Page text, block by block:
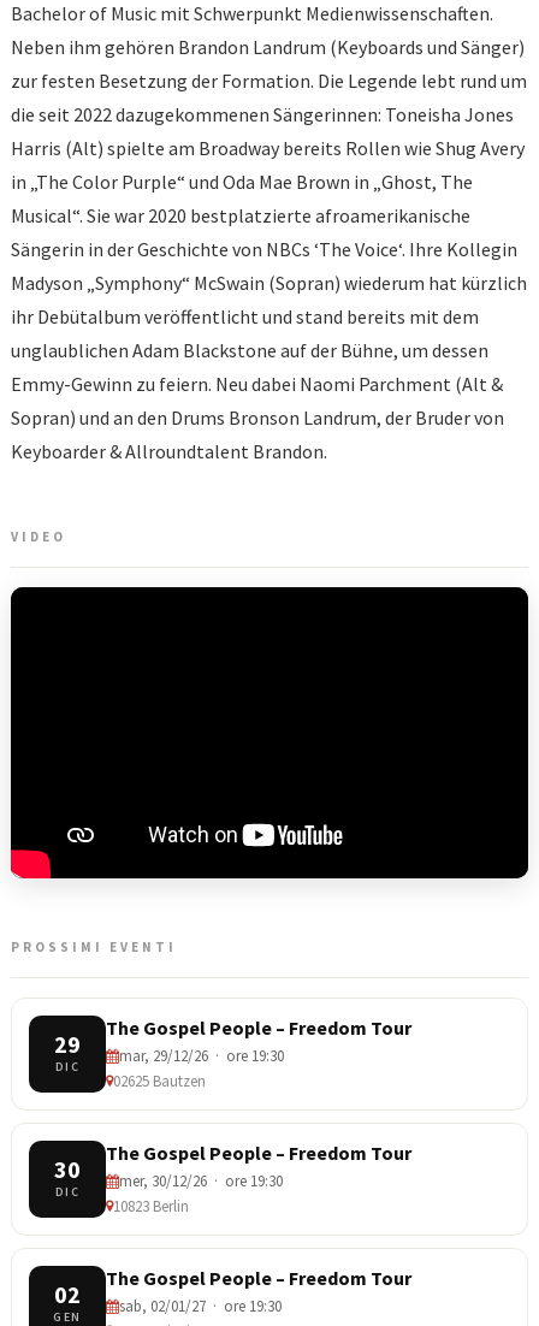
Bachelor of Music mit Schwerpunkt Medienwissenschaften.
Neben ihm gehören Brandon Landrum (Keyboards und Sänger)
zur festen Besetzung der Formation. Die Legende lebt rund um
die seit 2022 dazugekommenen Sängerinnen: Toneisha Jones
Harris (Alt) spielte am Broadway bereits Rollen wie Shug Avery
in „The Color Purple“ und Oda Mae Brown in „Ghost, The
Musical“. Sie war 2020 bestplatzierte afroamerikanische
Sängerin in der Geschichte von NBCs ‘The Voice‘. Ihre Kollegin
Madyson „Symphony“ McSwain (Sopran) wiederum hat kürzlich
ihr Debütalbum veröffentlicht und stand bereits mit dem
unglaublichen Adam Blackstone auf der Bühne, um dessen
Emmy-Gewinn zu feiern. Neu dabei Naomi Parchment (Alt &
Sopran) und an den Drums Bronson Landrum, der Bruder von
Keyboarder & Allroundtalent Brandon.
VIDEO
PROSSIMI EVENTI
29
DIC
The Gospel People – Freedom Tour
mar, 29/12/26 · ore 19:30
02625 Bautzen
30
DIC
The Gospel People – Freedom Tour
mer, 30/12/26 · ore 19:30
10823 Berlin
02
GEN
The Gospel People – Freedom Tour
sab, 02/01/27 · ore 19:30